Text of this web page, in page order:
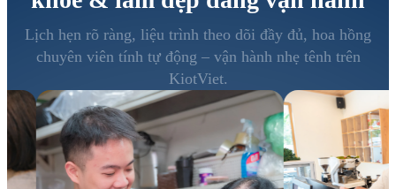
Lịch hẹn rõ ràng, liệu trình theo dõi đầy đủ, hoa hồng
chuyên viên tính tự động – vận hành nhẹ tênh trên
KiotViet.